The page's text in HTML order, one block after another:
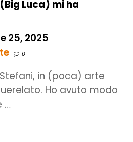
Luca) mi ha
25, 2025
0
in (poca) arte
Ho avuto modo
…